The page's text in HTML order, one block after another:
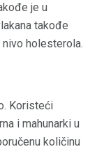
je u
takođe
holesterola.
Koristeći
i mahunarki u
količinu